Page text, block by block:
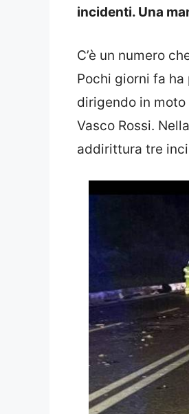
incidenti. Una
C’è un numero
Pochi giorni fa
dirigendo in
Vasco Rossi.
addirittura tre